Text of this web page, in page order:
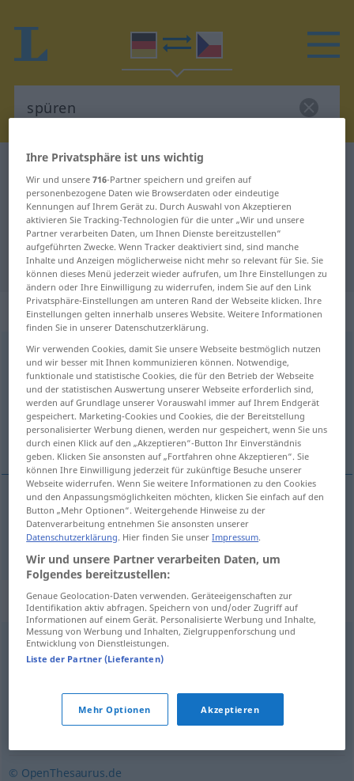
Deutsch-Tschechisch Wörterbuch
Deutsch-Tschechisch Übersetzung
für "spüren"
"spüren" Tschechisch Übersetzung
„spüren“
spüren
Übersicht aller Übersetzungen
(Für mehr Details die Übersetzung anklicken/antippen)
cítit, cítit
<u>cítit,<po>cítit spüren
Synonyme für "spüren"
wittern
verspüren,fühlen,wahrnehmen,empfinden
© OpenThesaurus.de
Ihre Privatsphäre ist uns wichtig
Wir und unsere716-Partner speichern und greifen auf
personenbezogene Daten wie Browserdaten oder eindeutige
Kennungen auf Ihrem Gerät zu. Durch Auswahl von Akzeptieren
aktivieren Sie Tracking-Technologien für die unter „Wir und unsere
Partner verarbeiten Daten, um Ihnen Dienste bereitzustellen“
aufgeführten Zwecke. Wenn Tracker deaktiviert sind, sind manche
Inhalte und Anzeigen möglicherweise nicht mehr so relevant für Sie. Sie
können dieses Menü jederzeit wieder aufrufen, um Ihre Einstellungen zu
ändern oder Ihre Einwilligung zu widerrufen, indem Sie auf den Link
Privatsphäre-Einstellungen am unteren Rand der Webseite klicken. Ihre
Einstellungen gelten innerhalb unseres Website. Weitere Informationen
finden Sie in unserer Datenschutzerklärung.
Wir verwenden Cookies, damit Sie unsere Webseite bestmöglich nutzen
und wir besser mit Ihnen kommunizieren können. Notwendige,
funktionale und statistische Cookies, die für den Betrieb der Webseite
und der statistischen Auswertung unserer Webseite erforderlich sind,
werden auf Grundlage unserer Vorauswahl immer auf Ihrem Endgerät
gespeichert. Marketing-Cookies und Cookies, die der Bereitstellung
personalisierter Werbung dienen, werden nur gespeichert, wenn Sie uns
durch einen Klick auf den „Akzeptieren“-Button Ihr Einverständnis
geben. Klicken Sie ansonsten auf „Fortfahren ohne Akzeptieren“. Sie
können Ihre Einwilligung jederzeit für zukünftige Besuche unserer
Webseite widerrufen. Wenn Sie weitere Informationen zu den Cookies
und den Anpassungsmöglichkeiten möchten, klicken Sie einfach auf den
Button „Mehr Optionen“. Weitergehende Hinweise zu der
Datenverarbeitung entnehmen Sie ansonsten unserer
Datenschutzerklärung. Hier finden Sie unserImpressum.
Wir und unsere Partner verarbeiten Daten, um
Folgendes bereitzustellen:
Genaue Geolocation-Daten verwenden. Geräteeigenschaften zur
Identifikation aktiv abfragen. Speichern von und/oder Zugriff auf
Informationen auf einem Gerät. Personalisierte Werbung und Inhalte,
Messung von Werbung und Inhalten, Zielgruppenforschung und
Entwicklung von Dienstleistungen.
Liste der Partner (Lieferanten)
Mehr Optionen Akzeptieren